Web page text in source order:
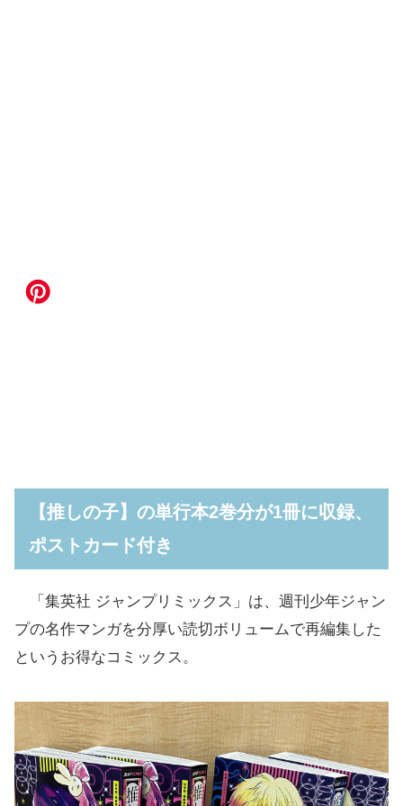
【推しの子】の単行本2巻分が1冊に収録、
ポストカード付き
「集英社 ジャンプリミックス」は、週刊少年ジャン
プの名作マンガを分厚い読切ボリュームで再編集した
というお得なコミックス。